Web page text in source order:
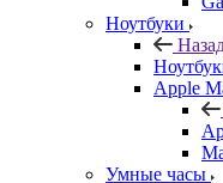
Ноутбуки
Apple
Умные часы